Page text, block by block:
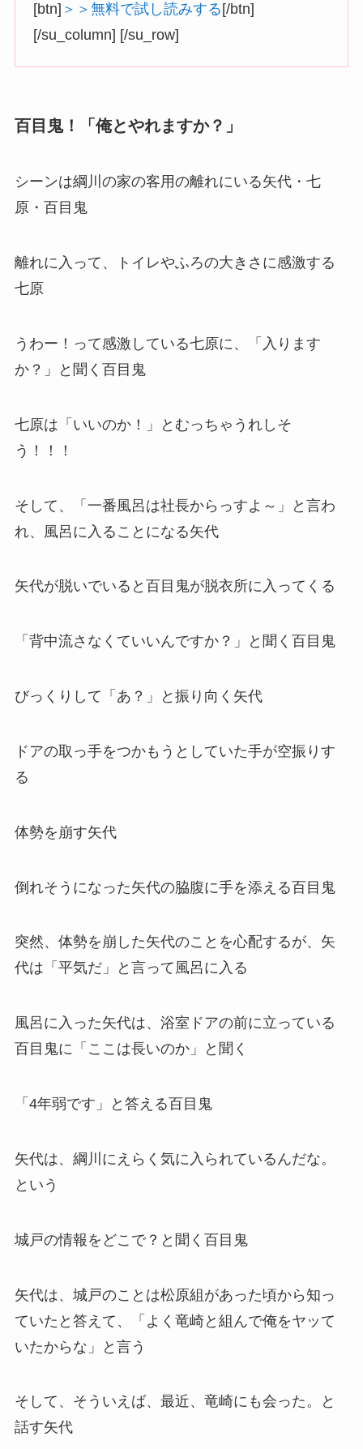
[btn] ＞＞無料で試し読みする [/btn]
[/su_column] [/su_row]
百目鬼！「俺とやれますか？」
シーンは綱川の家の客用の離れにいる矢代・七
原・百目鬼
離れに入って、トイレやふろの大きさに感激する
七原
うわー！って感激している七原に、「入ります
か？」と聞く百目鬼
七原は「いいのか！」とむっちゃうれしそ
う！！！
そして、「一番風呂は社長からっすよ～」と言わ
れ、風呂に入ることになる矢代
矢代が脱いでいると百目鬼が脱衣所に入ってくる
「背中流さなくていいんですか？」と聞く百目鬼
びっくりして「あ？」と振り向く矢代
ドアの取っ手をつかもうとしていた手が空振りす
る
体勢を崩す矢代
倒れそうになった矢代の脇腹に手を添える百目鬼
突然、体勢を崩した矢代のことを心配するが、矢
代は「平気だ」と言って風呂に入る
風呂に入った矢代は、浴室ドアの前に立っている
百目鬼に「ここは長いのか」と聞く
「4年弱です」と答える百目鬼
矢代は、綱川にえらく気に入られているんだな。
という
城戸の情報をどこで？と聞く百目鬼
矢代は、城戸のことは松原組があった頃から知っ
ていたと答えて、「よく竜崎と組んで俺をヤッて
いたからな」と言う
そして、そういえば、最近、竜崎にも会った。と
話す矢代